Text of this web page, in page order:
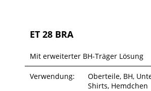
ET 28 BRA
Mit erweiterter BH-Träger Lösung
Verwendung:
Oberteile, BH,
Shirts, Hemdchen